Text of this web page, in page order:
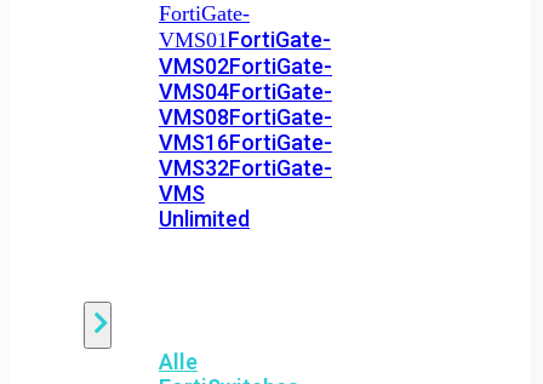
FortiGate-
VMS01FortiGate-
VMS02FortiGate-
VMS04FortiGate-
VMS08FortiGate-
VMS16FortiGate-
VMS32FortiGate-
VMS
Unlimited
Alle